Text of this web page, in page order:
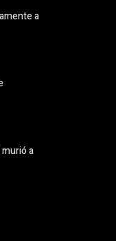
a
a